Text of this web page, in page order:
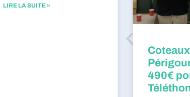
LIRE LA SUITE »
Coteaux
490€